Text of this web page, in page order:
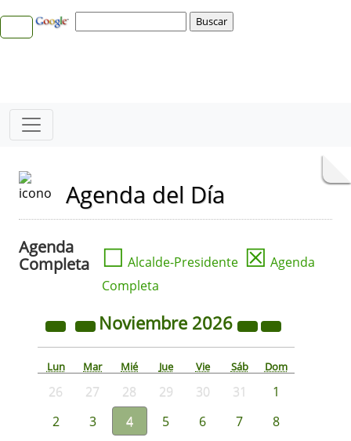
Agenda del Día
Agenda
Completa
☐ Alcalde-Presidente ☒ Agenda
Completa
Noviembre 2026
Lun Mar Mié Jue Vie Sáb Dom
26 27 28 29 30 31
1
2
3 4 5 6 7
8